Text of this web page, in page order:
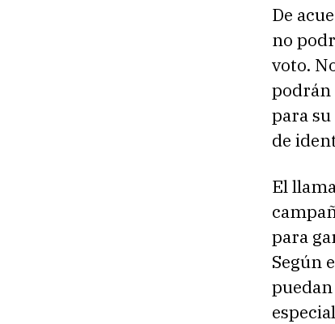
De
no
voto.
podrán
para
de
El
para
Según